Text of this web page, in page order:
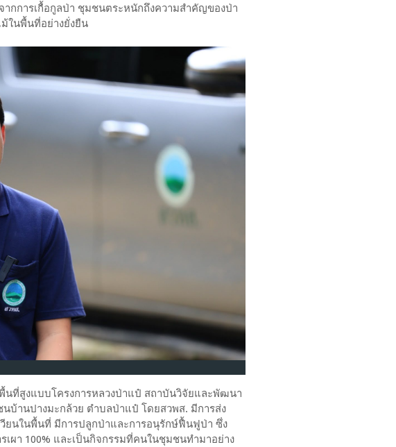
กการเกื้อกูลป่า ชุมชนตระหนักถึงความสำคัญของป่า
ในพื้นที่อย่างยั่งยืน
ที่สูงแบบโครงการหลวงป่าแป๋ สถาบันวิจัยและพัฒนา
บ้านปางมะกล้วย ตำบลป่าแป๋ โดยสวพส. มีการส่ง
ยนในพื้นที่ มีการปลูกป่าและการอนุรักษ์ฟื้นฟูป่า ซึ่ง
ผา 100% และเป็นกิจกรรมที่คนในชุมชนทำมาอย่าง